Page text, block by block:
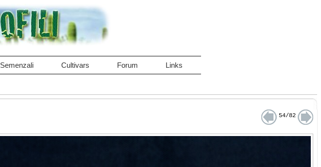
Semenzali Cultivars Forum Links
54/82